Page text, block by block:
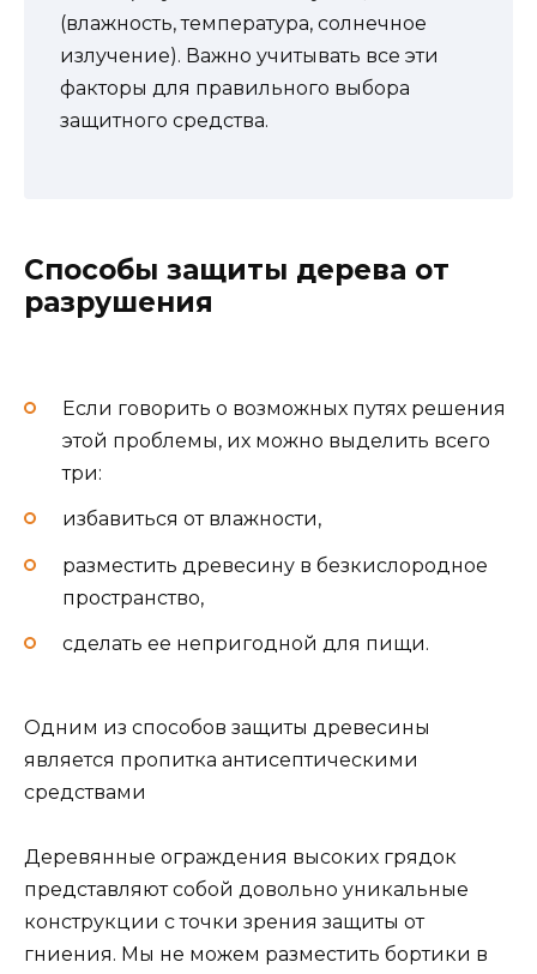
(влажность, температура, солнечное
излучение). Важно учитывать все эти
факторы для правильного выбора
защитного средства.
Способы защиты дерева от
разрушения
Если говорить о возможных путях решения
этой проблемы, их можно выделить всего
три:
избавиться от влажности,
разместить древесину в безкислородное
пространство,
сделать ее непригодной для пищи.
Одним из способов защиты древесины
является пропитка антисептическими
средствами
Деревянные ограждения высоких грядок
представляют собой довольно уникальные
конструкции с точки зрения защиты от
гниения. Мы не можем разместить бортики в